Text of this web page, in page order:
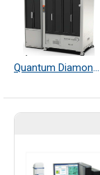
Quantum Diamond 電磁成像顯微鏡